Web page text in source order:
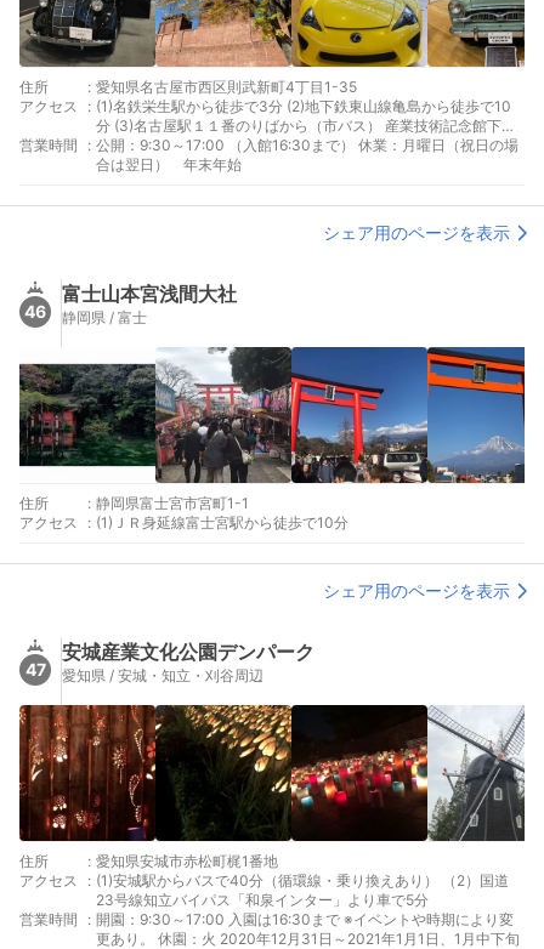
住所 : 愛知県名古屋市西区則武新町4丁目1-35
アクセス
: (1)名鉄栄生駅から徒歩で3分 (2)地下鉄東山線亀島から徒歩で10
分 (3)名古屋駅１１番のりばから（市バス） 産業技術記念館下車
から徒歩で10分
営業時間 : 公開：9:30～17:00 （入館16:30まで） 休業：月曜日（祝日の場
合は翌日） 年末年始
シェア用のページを表示
46
富士山本宮浅間大社
静岡県 / 富士
住所 : 静岡県富士宮市宮町1-1
アクセス
: (1)ＪＲ身延線富士宮駅から徒歩で10分
シェア用のページを表示
47
安城産業文化公園デンパーク
愛知県 / 安城・知立・刈谷周辺
住所 : 愛知県安城市赤松町梶1番地
アクセス
: (1)安城駅からバスで40分（循環線・乗り換えあり） （2）国道
23号線知立バイパス「和泉インター」より車で5分
営業時間
: 開園：9:30～17:00 入園は16:30まで ※イベントや時期により変
更あり。 休園：火 2020年12月31日～2021年1月1日、1月中下旬